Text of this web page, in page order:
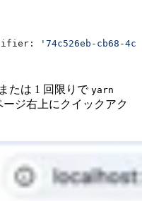
'74c526eb-cb68-
たは 1 回限りで yarn
ジ右上にクイックアク